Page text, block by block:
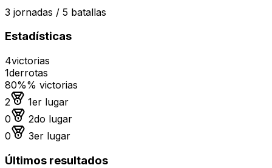
3 jornadas / 5 batallas
Estadísticas
4victorias
1derrotas
80%% victorias
2
Medalla de oro
1er lugar
0
Medalla de plata
2do lugar
0
Medalla de bronce
3er lugar
Últimos resultados